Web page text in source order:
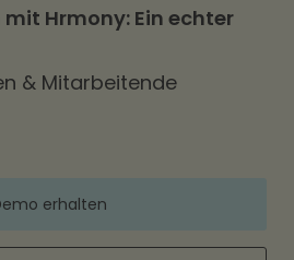
Hrmony: Ein echter
& Mitarbeitende
erhalten